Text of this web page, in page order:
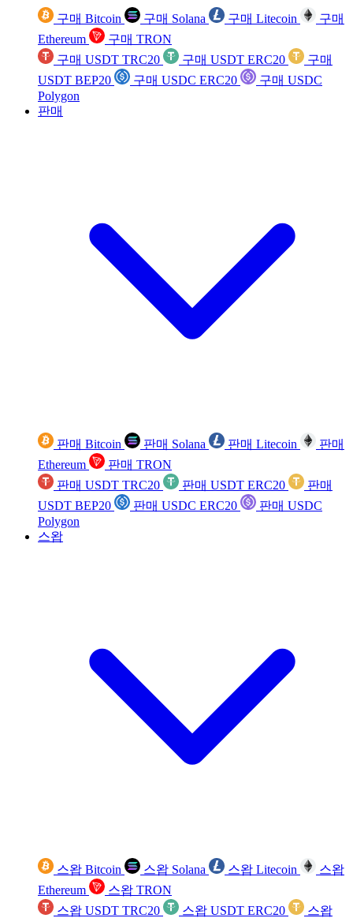
구매 Bitcoin 구매 Solana 구매 Litecoin
구매
Ethereum
구매 TRON
구매 USDT TRC20
구매 USDT ERC20
구매
USDT BEP20
구매 USDC ERC20
구매 USDC
Polygon
판매
판매 Bitcoin 판매 Solana 판매 Litecoin
판매
Ethereum
판매 TRON
판매 USDT TRC20
판매 USDT ERC20
판매
USDT BEP20
판매 USDC ERC20
판매 USDC
Polygon
스왑
스왑 Bitcoin 스왑 Solana 스왑 Litecoin
스왑
Ethereum
스왑 TRON
스왑 USDT TRC20
스왑 USDT ERC20
스왑